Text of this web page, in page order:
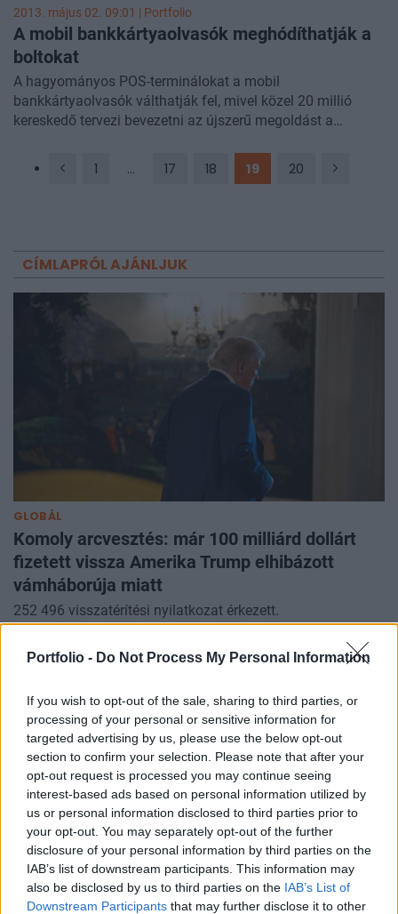
Portfolio - Do Not Process My Personal Information
If you wish to opt-out of the sale, sharing to third parties, or
processing of your personal or sensitive information for
targeted advertising by us, please use the below opt-out
section to confirm your selection. Please note that after your
opt-out request is processed you may continue seeing
interest-based ads based on personal information utilized by
us or personal information disclosed to third parties prior to
your opt-out. You may separately opt-out of the further
disclosure of your personal information by third parties on the
IAB’s list of downstream participants. This information may
also be disclosed by us to third parties on the IAB’s List of
Downstream Participants that may further disclose it to other
lehet már fizetni. Készpénz nélküli vagy éppen
hazugságvizsgálóval működő bankautomaták is léteznek
már, az érintésmentes készpénzfelvételt támogató ATM-ek
is újdonságnak számítanak. Az okoseszközök terjedése is
számos innovatív alkalmazás és fizetési mód megjelenését
tette lehetővé. A Portfolio.hu csokorba gyűjtötte az elmúlt
fél év mindazon érdekes megoldásait, amelyek a pénzügyi
2013. május 02. 09:01 | Portfolio
A mobil bankkártyaolvasók meghódíthatják a
boltokat
A hagyományos POS-terminálokat a mobil
bankkártyaolvasók válthatják fel, mivel közel 20 millió
kereskedő tervezi bevezetni az újszerű megoldást a
vásárlások összértéke az új eszközök elterjedése miatt - írja
1 ... 17 18 19 20
CÍMLAPRÓL AJÁNLJUK
GLOBÁL
Komoly arcvesztés: már 100 milliárd dollárt
fizetett vissza Amerika Trump elhibázott
vámháborúja miatt
252 496 visszatérítési nyilatkozat érkezett.
GAZDASÁG
Megszólalt Magyar Péter: itt vannak a 868